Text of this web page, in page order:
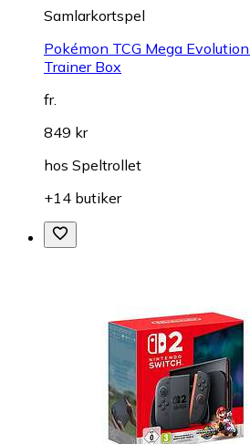
Samlarkortspel
Pokémon TCG Mega
Trainer Box
fr.
849 kr
hos Speltrollet
+14 butiker